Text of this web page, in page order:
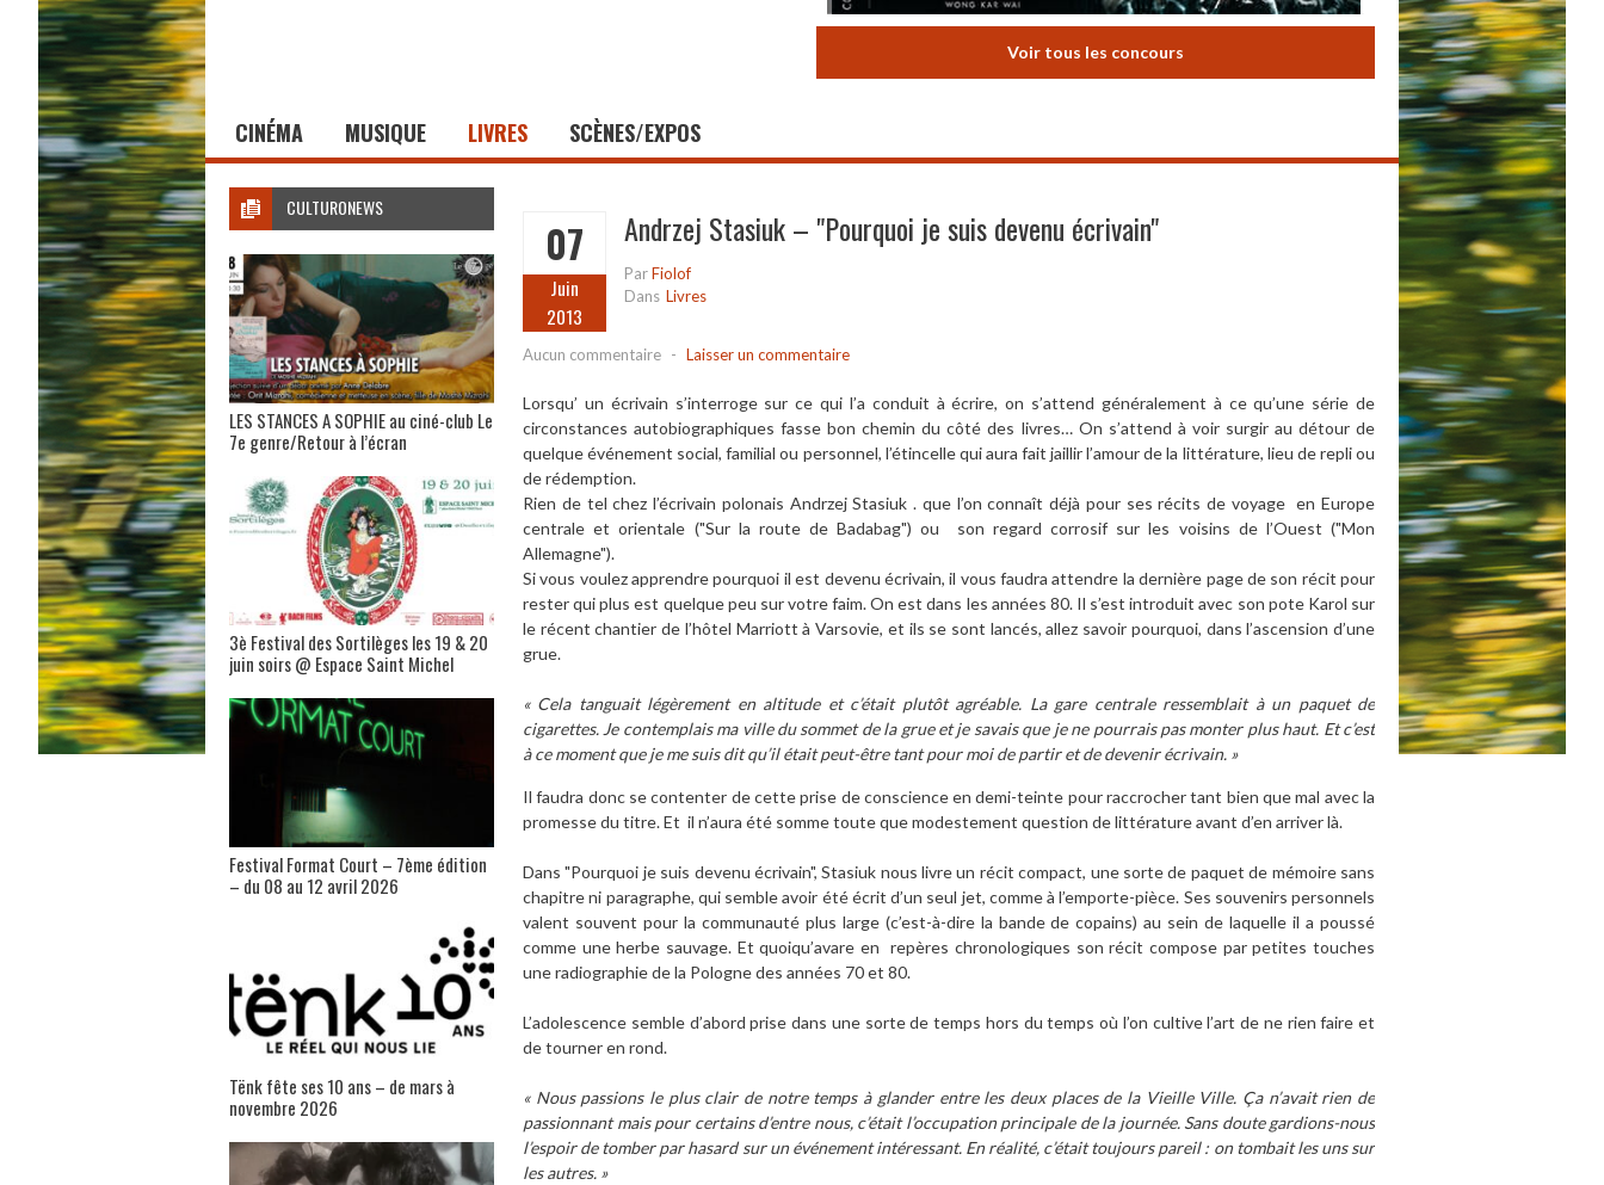
Voir tous les concours
CINÉMA MUSIQUE LIVRES SCÈNES/EXPOS
07
Juin
2013
Andrzej Stasiuk – "Pourquoi je suis devenu écrivain"
ParFiolof
Dans Livres
Aucun commentaire - Laisser un commentaire
Lorsqu’ un écrivain s’interroge sur ce qui l’a conduit à écrire, on s’attend généralement à ce qu’une série de
circonstances autobiographiques fasse bon chemin du côté des livres… On s’attend à voir surgir au détour de
quelque événement social, familial ou personnel, l’étincelle qui aura fait jaillir l’amour de la littérature, lieu de repli ou
de rédemption.
Rien de tel chez l’écrivain polonais Andrzej Stasiuk . que l’on connaît déjà pour ses récits de voyage en Europe
centrale et orientale ("Sur la route de Badabag") ou son regard corrosif sur les voisins de l’Ouest ("Mon
Allemagne").
Si vous voulez apprendre pourquoi il est devenu écrivain, il vous faudra attendre la dernière page de son récit pour
rester qui plus est quelque peu sur votre faim. On est dans les années 80. Il s’est introduit avec son pote Karol sur
le récent chantier de l’hôtel Marriott à Varsovie, et ils se sont lancés, allez savoir pourquoi, dans l’ascension d’une
grue.
« Cela tanguait légèrement en altitude et c’était plutôt agréable. La gare centrale ressemblait à un paquet de
cigarettes. Je contemplais ma ville du sommet de la grue et je savais que je ne pourrais pas monter plus haut. Et c’est
à ce moment que je me suis dit qu’il était peut-être tant pour moi de partir et de devenir écrivain. »
Il faudra donc se contenter de cette prise de conscience en demi-teinte pour raccrocher tant bien que mal avec la
promesse du titre. Et il n’aura été somme toute que modestement question de littérature avant d’en arriver là.
Dans "Pourquoi je suis devenu écrivain", Stasiuk nous livre un récit compact, une sorte de paquet de mémoire sans
chapitre ni paragraphe, qui semble avoir été écrit d’un seul jet, comme à l’emporte-pièce. Ses souvenirs personnels
valent souvent pour la communauté plus large (c’est-à-dire la bande de copains) au sein de laquelle il a poussé
comme une herbe sauvage. Et quoiqu’avare en repères chronologiques son récit compose par petites touches
une radiographie de la Pologne des années 70 et 80.
L’adolescence semble d’abord prise dans une sorte de temps hors du temps où l’on cultive l’art de ne rien faire et
de tourner en rond.
« Nous passions le plus clair de notre temps à glander entre les deux places de la Vieille Ville. Ça n’avait rien de
passionnant mais pour certains d’entre nous, c’était l’occupation principale de la journée. Sans doute gardions-nous
l’espoir de tomber par hasard sur un événement intéressant. En réalité, c’était toujours pareil : on tombait les uns sur
les autres. »
CULTURONEWS
LES STANCES A SOPHIE au ciné-club Le
7e genre/Retour à l’écran
3è Festival des Sortilèges les 19 & 20
juin soirs @ Espace Saint Michel
Festival Format Court – 7ème édition
– du 08 au 12 avril 2026
Tënk fête ses 10 ans – de mars à
novembre 2026